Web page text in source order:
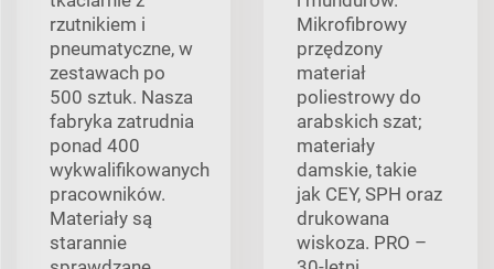
rzutnikiem i
pneumatyczne, w
zestawach po
500 sztuk. Nasza
fabryka zatrudnia
ponad 400
wykwalifikowanych
pracowników.
Materiały są
starannie
Mikrofibrowy
przędzony
materiał
poliestrowy do
arabskich szat;
materiały
damskie, takie
jak CEY, SPH oraz
drukowana
wiskoza. PRO –